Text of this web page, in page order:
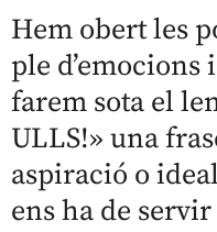
Hem obert les
ple d’emocions
farem sota el
ULLS!» una
aspiració o
ens ha de